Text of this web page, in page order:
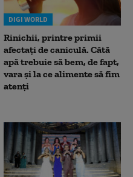
DIGI WORLD
Rinichii, printre primii
afectați de caniculă. Câtă
apă trebuie să bem, de fapt,
vara și la ce alimente să fim
atenți